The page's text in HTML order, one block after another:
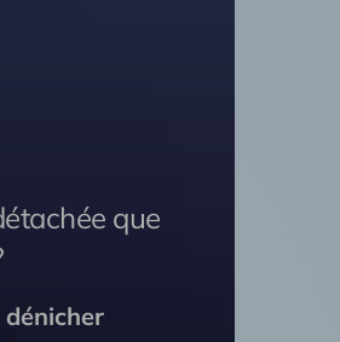
que
dénicher